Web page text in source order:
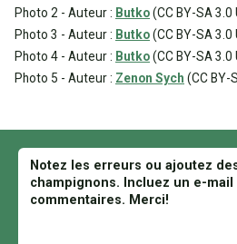
Photo 2 - Auteur : Butko(CC BY-SA
Photo 3 - Auteur : Butko(CC BY-SA
Photo 4 - Auteur : Butko(CC BY-SA
Photo 5 - Auteur : Zenon Sych (CC BY-